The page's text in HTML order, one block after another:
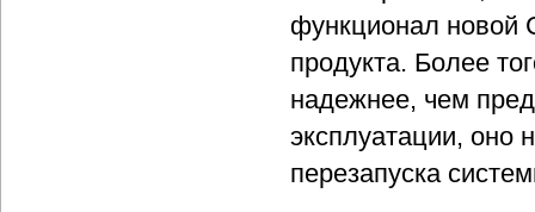
функционал новой
продукта. Более
надежнее, чем
эксплуатации, оно
перезапуска